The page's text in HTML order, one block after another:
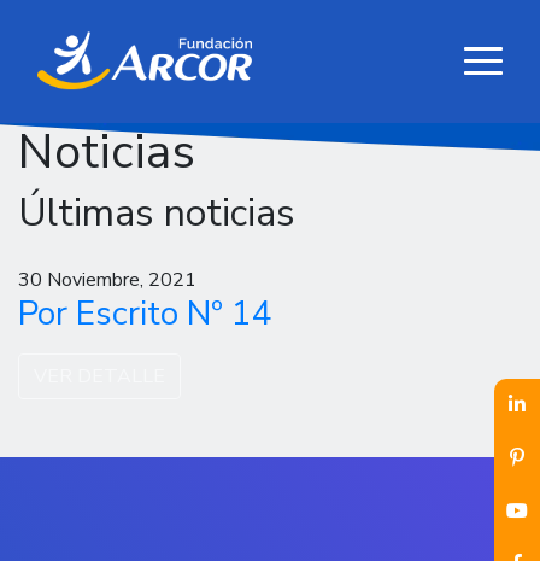
Noticias
Últimas noticias
30 Noviembre, 2021
Por Escrito Nº 14